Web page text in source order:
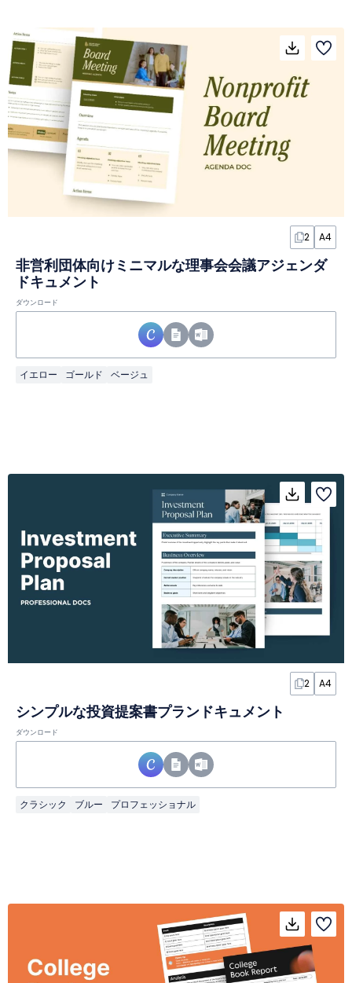
2 A4
非営利団体向けミニマルな理事会会議アジェンダ
ドキュメント
ダウンロード
イエロー ゴールド ベージュ
2 A4
シンプルな投資提案書プランドキュメント
ダウンロード
クラシック ブルー プロフェッショナル